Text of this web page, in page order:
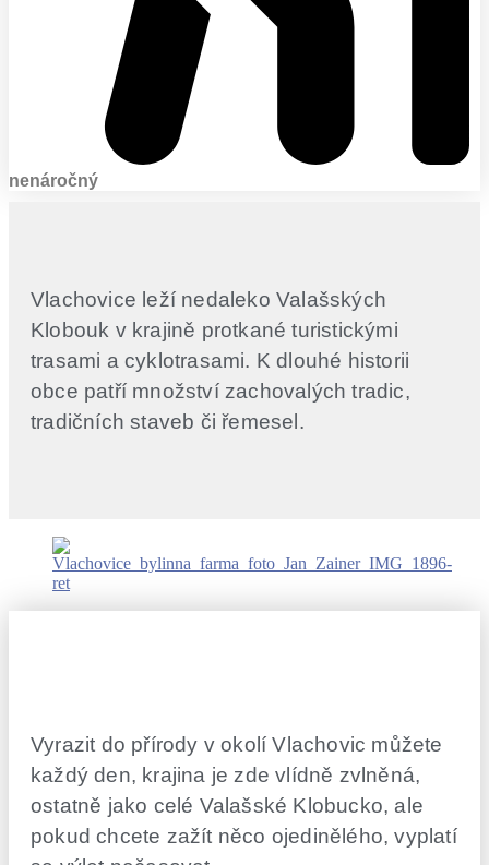
nenáročný
Vlachovice leží nedaleko Valašských
Klobouk v krajině protkané turistickými
trasami a cyklotrasami. K dlouhé historii
obce patří množství zachovalých tradic,
tradičních staveb či řemesel.
Vyrazit do přírody v okolí Vlachovic můžete
každý den, krajina je zde vlídně zvlněná,
ostatně jako celé Valašské Klobucko, ale
pokud chcete zažít něco ojedinělého, vyplatí